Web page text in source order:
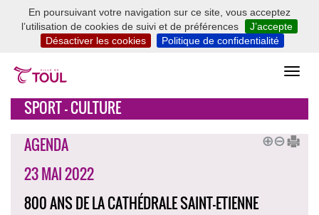
En poursuivant votre navigation sur ce site, vous acceptez
l’utilisation de cookies de suivi et de préférences
J’accepte
Désactiver les cookies
Politique de confidentialité
SPORT - CULTURE
AGENDA
23 MAI 2022
800 ANS DE LA CATHÉDRALE SAINT-ETIENNE